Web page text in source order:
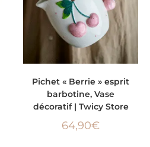
Pichet « Berrie » esprit
barbotine, Vase
décoratif | Twicy Store
64,90€